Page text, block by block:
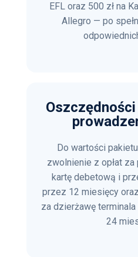
EFL oraz 500 zł na
Allegro — po
Do wartości
zwolnienie z opłat
kartę debetową i
przez 12 miesięcy
za dzierżawę
24